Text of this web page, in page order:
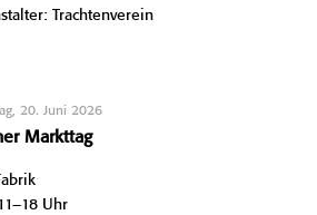
Trachtenverein
20. Juni 2026
Markttag
Uhr